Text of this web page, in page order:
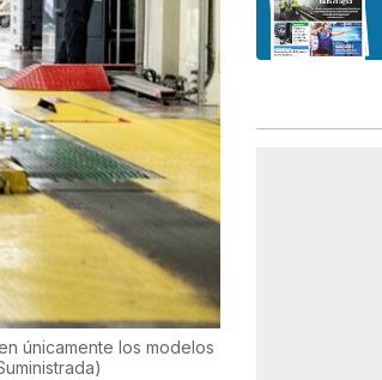
únicamente los modelos
)